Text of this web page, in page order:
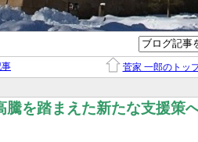
菅家 一郎のトッ
騰を踏まえた新たな支援策